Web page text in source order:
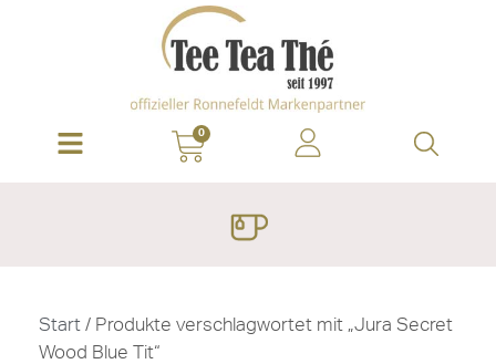
0
Start / Produkte verschlagwortet mit „Jura Secret
Wood Blue Tit“